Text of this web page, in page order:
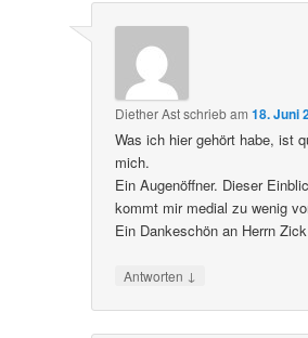
Diether Astschriebam18. Juni
Was ich hier gehört habe, ist
mich.
Ein Augenöffner. Dieser
kommt mir medial zu wenig
Ein Dankeschön an Herrn
Antworten ↓